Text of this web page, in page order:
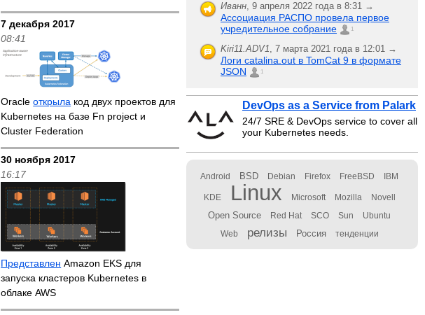
7 декабря 2017
08:41
Oracleоткрыла код двух проектов для
Kubernetes на базе Fn project и
Cluster Federation
30 ноября 2017
16:17
Представлен Amazon EKS для
запуска кластеров Kubernetes в
облаке AWS
Иванн, 9 апреля 2022 года в 8:31 →
Ассоциация РАСПО провела первое
учредительное собрание
1
Kiri11.ADV1, 7 марта 2021 года в 12:01 →
Логи catalina.out в TomCat 9 в формате
JSON
1
DevOps as a Service from Palark
24/7 SRE & DevOps service to cover all
your Kubernetes needs.
Android BSD Debian Firefox FreeBSD IBM
KDE Linux Microsoft Mozilla Novell
Open Source Red Hat SCO Sun Ubuntu
Web релизы Россия тенденции